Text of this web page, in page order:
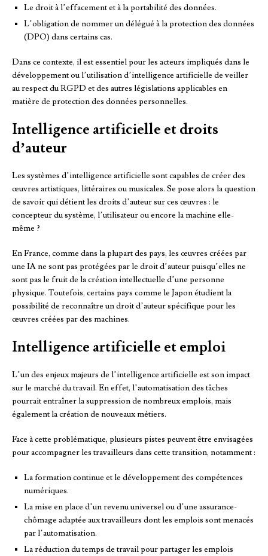
Le droit à l’effacement et à la portabilité des données.
L’obligation de nommer un délégué à la protection des données
(DPO) dans certains cas.
Dans ce contexte, il est essentiel pour les acteurs impliqués dans le
développement ou l’utilisation d’intelligence artificielle de veiller
au respect du RGPD et des autres législations applicables en
matière de protection des données personnelles.
Intelligence artificielle et droits
d’auteur
Les systèmes d’intelligence artificielle sont capables de créer des
œuvres artistiques, littéraires ou musicales. Se pose alors la question
de savoir qui détient les droits d’auteur sur ces œuvres : le
concepteur du système, l’utilisateur ou encore la machine elle-
même ?
En France, comme dans la plupart des pays, les œuvres créées par
une IA ne sont pas protégées par le droit d’auteur puisqu’elles ne
sont pas le fruit de la création intellectuelle d’une personne
physique. Toutefois, certains pays comme le Japon étudient la
possibilité de reconnaître un droit d’auteur spécifique pour les
œuvres créées par des machines.
Intelligence artificielle et emploi
L’un des enjeux majeurs de l’intelligence artificielle est son impact
sur le marché du travail. En effet, l’automatisation des tâches
pourrait entraîner la suppression de nombreux emplois, mais
également la création de nouveaux métiers.
Face à cette problématique, plusieurs pistes peuvent être envisagées
pour accompagner les travailleurs dans cette transition, notamment :
La formation continue et le développement des compétences
numériques.
La mise en place d’un revenu universel ou d’une assurance-
chômage adaptée aux travailleurs dont les emplois sont menacés
par l’automatisation.
La réduction du temps de travail pour partager les emplois